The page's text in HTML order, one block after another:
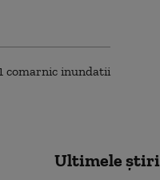
Ultimele știri